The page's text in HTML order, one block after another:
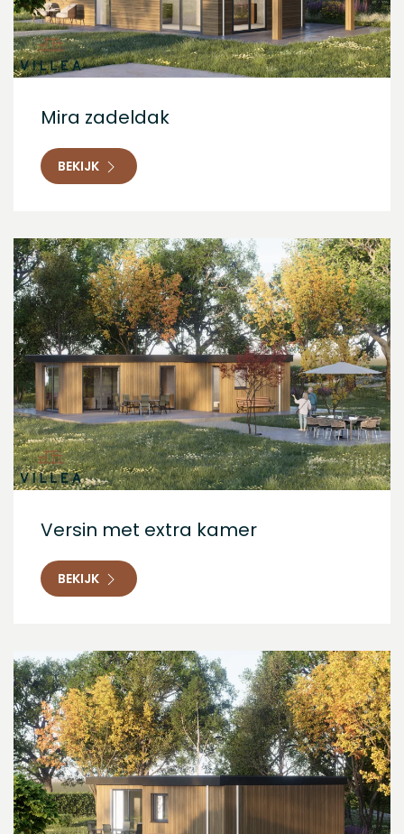
Mira zadeldak
BEKIJK
Versin met extra kamer
BEKIJK